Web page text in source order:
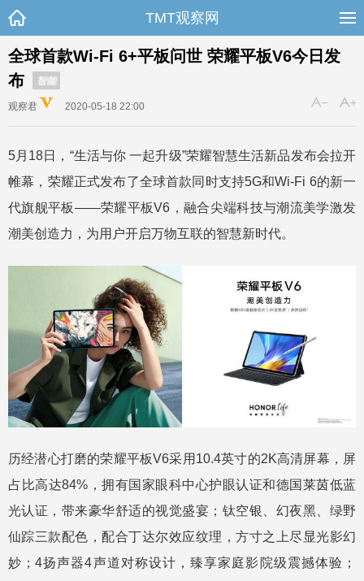
TMT观察网
全球首款Wi-Fi 6+平板问世 荣耀平板V6今日发
布
智能
观察君 2020-05-18 22:00
5月18日，“生活与你 一起升级”荣耀智慧生活新品发布会拉开
帷幕，荣耀正式发布了全球首款同时支持5G和Wi-Fi 6的新一
代旗舰平板——荣耀平板V6，融合尖端科技与潮流美学激发
潮美创造力，为用户开启万物互联的智慧新时代。
历经潜心打磨的荣耀平板V6采用10.4英寸的2K高清屏幕，屏
占比高达84%，拥有国家眼科中心护眼认证和德国莱茵低蓝
光认证，带来豪华舒适的视觉盛宴；钛空银、幻夜黑、绿野
仙踪三款配色，配合丁达尔效应纹理，方寸之上尽显光影幻
妙；4扬声器4声道对称设计，臻享家庭影院级震撼体验；